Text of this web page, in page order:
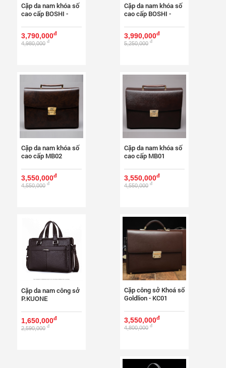
Cặp da nam khóa số
cao cấp BOSHI -
3,790,000đ
4,980,000 đ
Cặp da nam khóa số
cao cấp BOSHI -
3,990,000đ
5,250,000 đ
Cặp da nam khóa số
cao cấp MB02
3,550,000đ
4,550,000 đ
Cặp da nam khóa số
cao cấp MB01
3,550,000đ
4,550,000 đ
Cặp da nam công sở
P.KUONE
1,650,000đ
2,590,000 đ
Cặp công sở Khoá số
Goldlion - KC01
3,550,000đ
4,800,000 đ